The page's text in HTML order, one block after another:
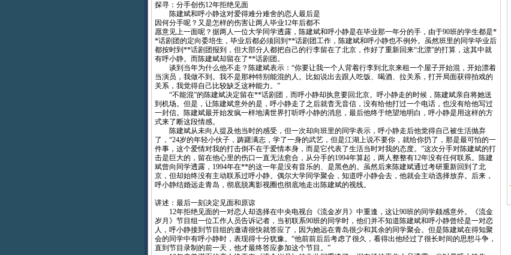
探寻：分手创伤12年拒绝见面
陈建斌和呼小静这对爱得难分难舍的恋人最后是
因何分手呢？又是怎样的伤害让两人毕业12年后都不
愿意见上一面呢？据两人一位大学同学透露，陈建斌和呼小静是在毕业那一年分的手，由于90班的学生都是*
*话剧团的定向委培生，毕业后都必须回到**话剧团工作，陈建斌和呼小静也不例外。虽然班里的同学毕业后
都按时到**话剧团报到，但大部分人都把自己的行李留在了北京，作好了重新回来“北漂”的打算，这其中就
有呼小静。而陈建斌却留在了**话剧团。
谈到当年为什么他不走？陈建斌表示：“你要让我一个人背着行李到北京来租一个屋子开始混，开始漂着
当演员，我做不到。我不是那种特别能混的人。比如说出去跟人吃饭、喝酒、拉关系，打开局面获得拍戏的
关系，我觉得自己比较缺乏这种能力。”
“不能混”的陈建斌决定留在**话剧团，而呼小静却执意要回北京。呼小静走的时候，陈建斌亲自将她送
到机场。但是，让陈建斌意外的是，呼小静走了之后就杳无音信，没有给他打过一个电话，也没有给他写过
一封信。陈建斌最开始发疯一样地满世界打听呼小静的消息，最后他终于绝望地明白，呼小静是用这样的方
式来了断这段情感。
陈建斌从未向人提及他当时的感受，但一次却向班里的同学表示，呼小静走后他觉得自己被生活抛弃
了，“24岁的年轻小伙子，踌躇满志，学了一身的武艺，但是江湖上说不要你，就给你扔了，那是最可怕的一
件事，这个爱情对我的打击倒不在于爱情本身，而是它代表了生活当时对我的态度。”这次分手对陈建斌的打
击是巨大的，留在他心里的伤口一直无法愈合，从分手的1994年算起，两人整整有12年没有任何联系。陈建
斌曾向同学透露，1994年在**的这一年是没有音乐的、是黑色的。虽然后来陈建斌通过考研重新回到了北
京，但却始终没有主动联系过呼小静。偶尔大学同学聚会，知道呼小静会去，他就会主动选择放弃。后来，
呼小静结婚远走青岛，彻底脱离影视圈也彻底地走出陈建斌的视线。
讲述：最后一刻决定见面和原谅
12年拒绝见面的一对恋人却选择在中央电视台《流金岁月》中重逢，这让90班的同学颇感意外。《流金
岁月》节目组一位工作人员告诉记者，当初联系90班的同学时，他们并不知道陈建斌和呼小静曾经是一对恋
人，呼小静接到节目组的邀请很快就答应了，因为她远在青岛很少和其余的同学聚会。但是陈建斌在得知聚
会的同学中有呼小静时，表现得十分犹豫。“他前前后后考虑了很久，看得出他经过了很长时间的思想斗争，
直到节目录制的前一天，他才最终答应参加这个节目。”